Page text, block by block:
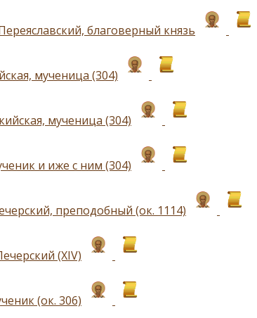
благоверный князь
мученица (304)
мученица (304)
и иже с ним (304)
преподобный (ок. 1114)
(XIV)
(ок. 306)